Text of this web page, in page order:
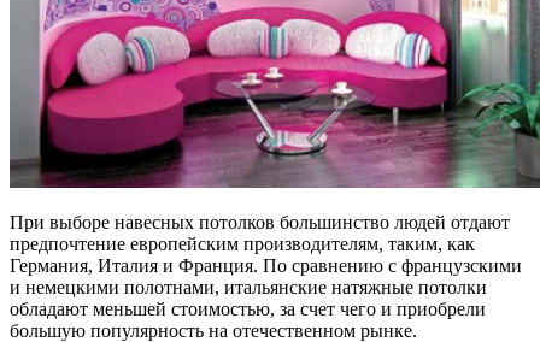
При выборе навесных потолков большинство людей отдают
предпочтение европейским производителям, таким, как
Германия, Италия и Франция. По сравнению с французскими
и немецкими полотнами, итальянские натяжные потолки
обладают меньшей стоимостью, за счет чего и приобрели
большую популярность на отечественном рынке.